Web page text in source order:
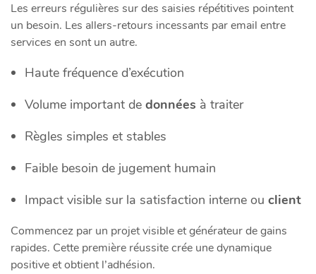
Les erreurs régulières sur des saisies répétitives pointent
un besoin. Les allers-retours incessants par email entre
services en sont un autre.
Haute fréquence d’exécution
Volume important de données à traiter
Règles simples et stables
Faible besoin de jugement humain
Impact visible sur la satisfaction interne ou client
Commencez par un projet visible et générateur de gains
rapides. Cette première réussite crée une dynamique
positive et obtient l’adhésion.